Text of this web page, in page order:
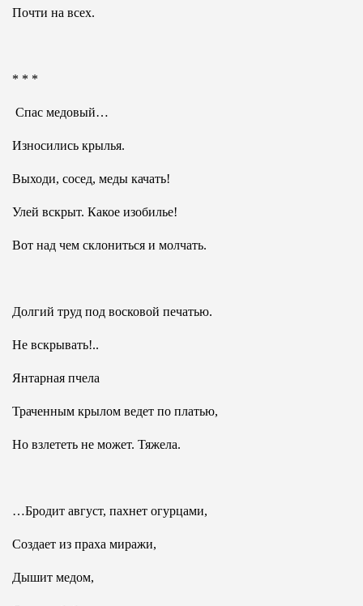
Почти на всех.
* * *
Спас медовый…
Износились крылья.
Выходи, сосед, меды качать!
Улей вскрыт. Какое изобилье!
Вот над чем склониться и молчать.
Долгий труд под восковой печатью.
Не вскрывать!..
Янтарная пчела
Траченным крылом ведет по платью,
Но взлететь не может. Тяжела.
…Бродит август, пахнет огурцами,
Создает из праха миражи,
Дышит медом,